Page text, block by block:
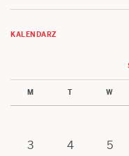
KALENDARZ
M T W
3
4 5